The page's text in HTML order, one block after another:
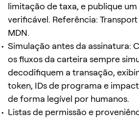
limitação de taxa, e publique
verificável. Referência:
MDN.
Simulação antes da assinatura:
os fluxos da carteira sempre
decodifiquem a transação,
token, IDs de programa e
de forma legível por humanos.
Listas de permissão e